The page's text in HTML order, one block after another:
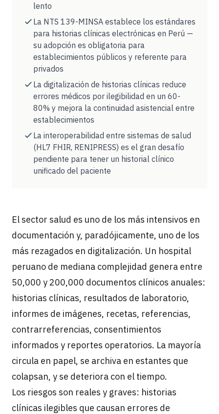
lento
La NTS 139-MINSA establece los estándares
para historias clínicas electrónicas en Perú —
su adopción es obligatoria para
establecimientos públicos y referente para
privados
La digitalización de historias clínicas reduce
errores médicos por ilegibilidad en un 60-
80% y mejora la continuidad asistencial entre
establecimientos
La interoperabilidad entre sistemas de salud
(HL7 FHIR, RENIPRESS) es el gran desafío
pendiente para tener un historial clínico
unificado del paciente
El sector salud es uno de los más intensivos en
documentación y, paradójicamente, uno de los
más rezagados en digitalización. Un hospital
peruano de mediana complejidad genera entre
50,000 y 200,000 documentos clínicos anuales:
historias clínicas, resultados de laboratorio,
informes de imágenes, recetas, referencias,
contrarreferencias, consentimientos
informados y reportes operatorios. La mayoría
circula en papel, se archiva en estantes que
colapsan, y se deteriora con el tiempo.
Los riesgos son reales y graves: historias
clínicas ilegibles que causan errores de